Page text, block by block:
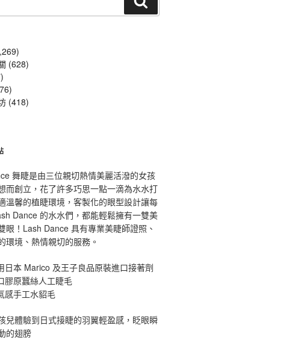
尋
(628)
(418)
舞睫是由三位親切熱情美麗活潑的女孩
而創立，花了許多巧思一點一滴為水水打
溫馨的植睫環境，客製化的眼型設計讓每
Dance 的水水們，都能輕鬆擁有一雙美
眼！Lash Dance 具有專業美睫師證照、
環境、熱情親切的服務。
日本 Marico 及王子良品原裝進口接著劑
膠原蠶絲人工睫毛
感手工水貂毛
兒體驗到日式接睫的羽翼輕盈感，眨眼瞬
的翅膀